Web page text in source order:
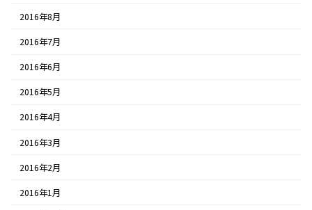
2016年8月
2016年7月
2016年6月
2016年5月
2016年4月
2016年3月
2016年2月
2016年1月